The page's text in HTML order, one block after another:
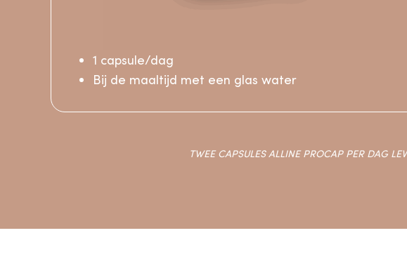
1 capsule/dag
Bij de maaltijd met een glas water
TWEE CAPSULES ALLINE PROCAP PER DAG
IK BEGIN DE TEST